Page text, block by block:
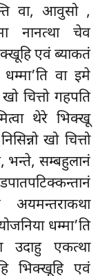
वा, आवुसो ,
नानत्था चेव
एवं ब्याकतं
वा इमे
चित्तो गहपति
थेरे भिक्खू
खो चित्तो
भन्ते, सम्बहुलानं
अयमन्तराकथा
धम्मा’ति
उदाहु एकत्था
भिक्खूहि एवं